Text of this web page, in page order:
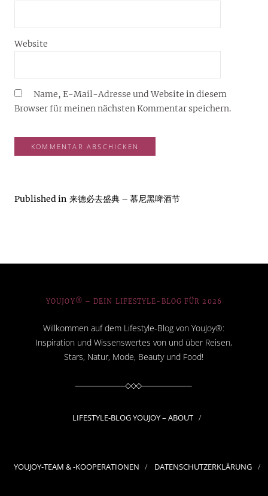
Website
Name, E-Mail-Adresse und Website in diesem
Browser für meinen nächsten Kommentar speichern.
Published in 来德必去盛典 – 慕尼黑啤酒节
YOUJOY® – DEIN LIFESTYLE-BLOG FÜR 2026
Willkommen auf dem Lifestyle-Blog von YouJoy®:
Inspiration und Wissenswertes von und über Reisen,
Stars, Natur, Mode, Beauty und Food!
LIFESTYLE-BLOG YOUJOY – ABOUT
YOUJOY-TEAM & -KOOPERATIONEN DATENSCHUTZERKLÄRUNG